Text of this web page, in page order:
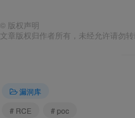
© 版权声明
文章版权归作者所有，未经允许请勿转
漏洞库
# RCE
# poc